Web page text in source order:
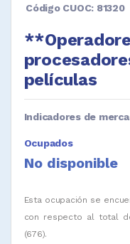
Código CUOC: 81320
películas
Indicadores de
Ocupados
No disponible
Esta ocupación se
con respecto al total
(676).